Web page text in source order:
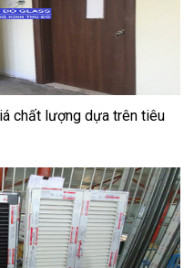
chất lượng dựa trên tiêu